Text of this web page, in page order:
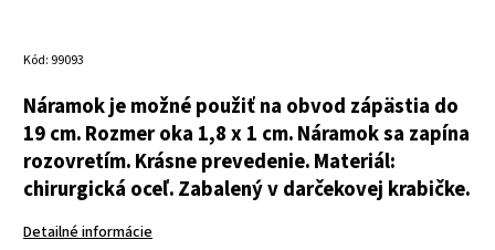
Kód: 99093
Náramok je možné použiť na obvod zápästia do
19 cm.Rozmer oka 1,8 x 1 cm.Náramok sa zapína
rozovretím.Krásne prevedenie.Materiál:
chirurgická oceľ.Zabalený v darčekovej krabičke.
Detailné informácie